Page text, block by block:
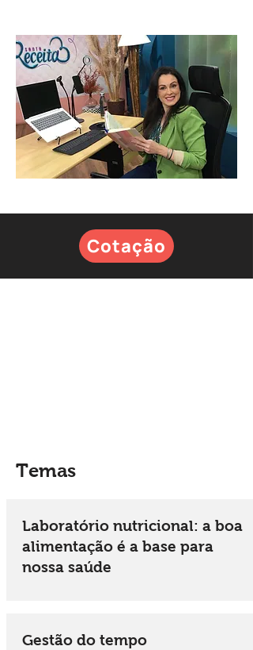
Cotação
Temas
Laboratório nutricional: a boa
alimentação é a base para
nossa saúde
Gestão do tempo